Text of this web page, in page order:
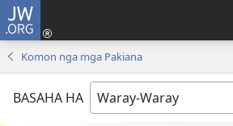
JW.ORG
Komon nga mga Pakiana
BASAHA HA